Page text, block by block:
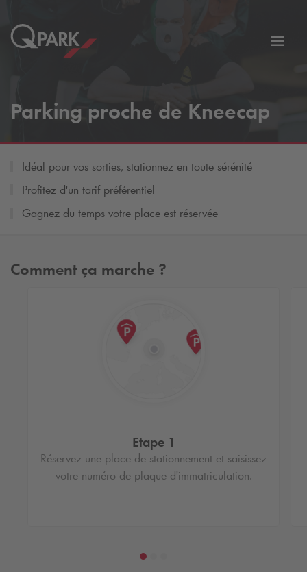
Parking proche de Kneecap
Idéal pour vos sorties, stationnez en toute sérénité
Profitez d'un tarif préférentiel
Gagnez du temps votre place est réservée
Comment ça marche ?
Etape 1
Réservez une place de stationnement et saisissez
votre numéro de plaque d'immatriculation.